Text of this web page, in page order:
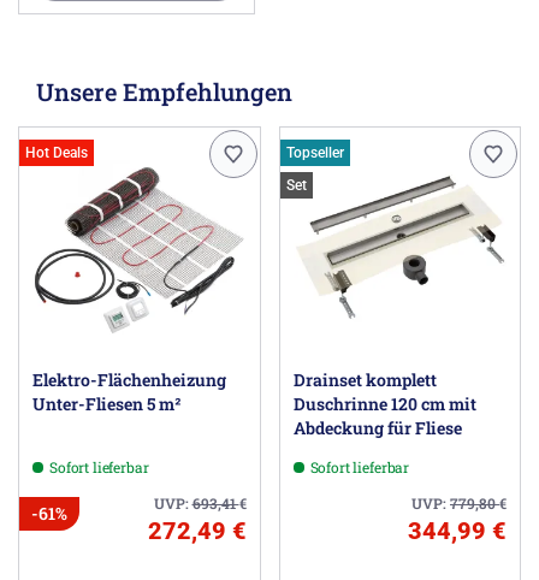
Unsere Empfehlungen
Hot Deals
Elektro-Flächenheizung
Unter-Fliesen 5 m²
Sofort lieferbar
UVP:693,41€
-61%
272,49 €
Topseller
Set
Drainset komplett
Duschrinne 120 cm mit
Abdeckung für Fliese
Sofort lieferbar
UVP:779,80€
344,99 €